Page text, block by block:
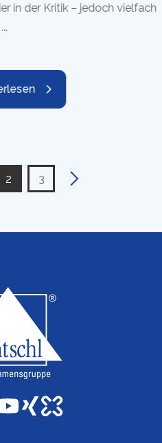
Kritik – jedoch vielfach
2 3